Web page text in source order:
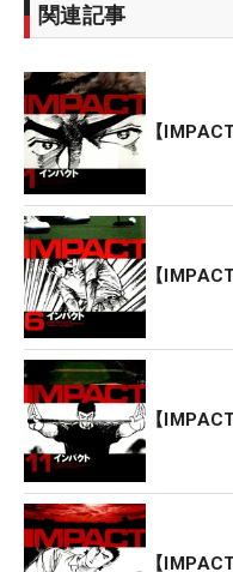
関連記事
【
【
【
【